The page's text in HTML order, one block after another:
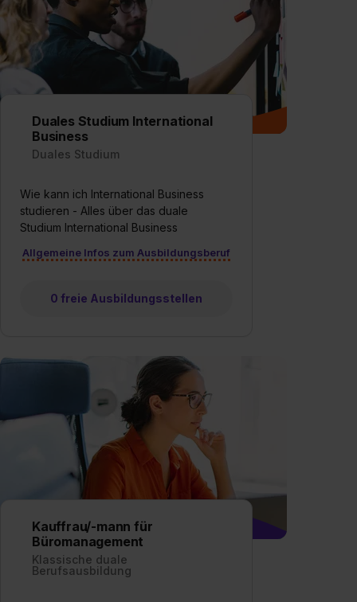
Duales Studium International
Business
Duales Studium
Wie kann ich International Business
studieren - Alles über das duale
Studium International Business
Allgemeine Infos zum Ausbildungsberuf
0 freie Ausbildungsstellen
Kauffrau/-mann für
Büromanagement
Klassische duale
Berufsausbildung